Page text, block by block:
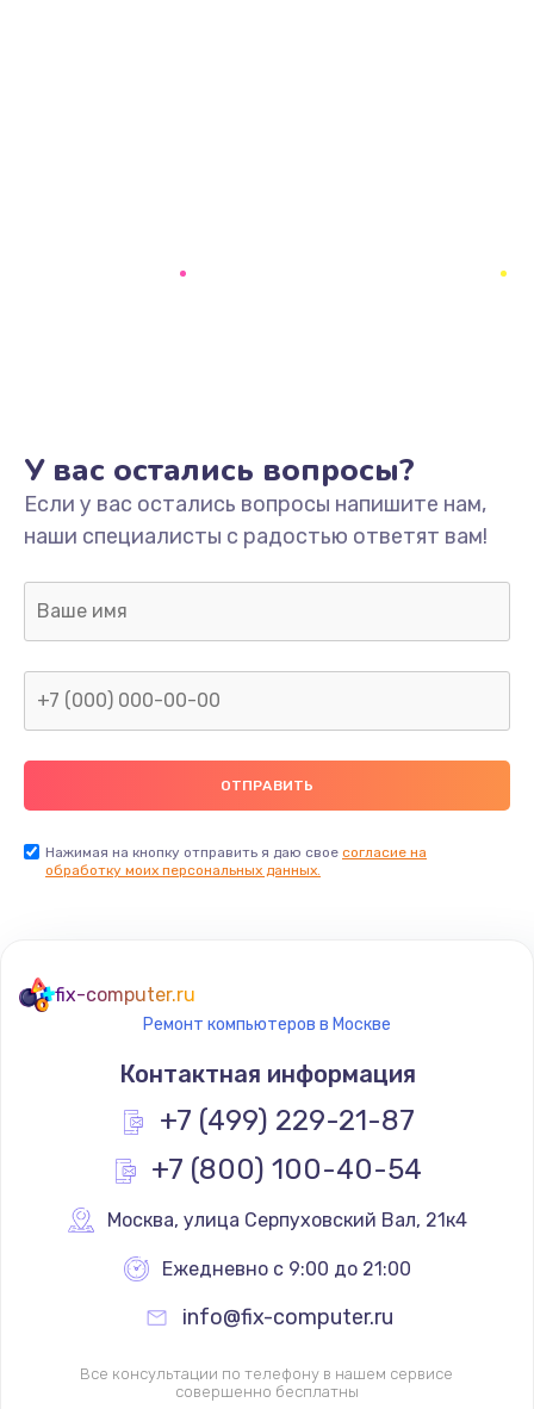
У вас остались вопросы?
Если у вас остались вопросы напишите нам,
наши специалисты с радостью ответят вам!
Нажимая на кнопку отправить я даю свое согласие на
обработку моих персональных данных.
fix-computer.ru
Ремонт компьютеров в Москве
Контактная информация
+7 (499) 229-21-87
+7 (800) 100-40-54
Москва, улица Серпуховский Вал, 21к4
Ежедневно с 9:00 до 21:00
info@fix-computer.ru
Все консультации по телефону в нашем сервисе
совершенно бесплатны